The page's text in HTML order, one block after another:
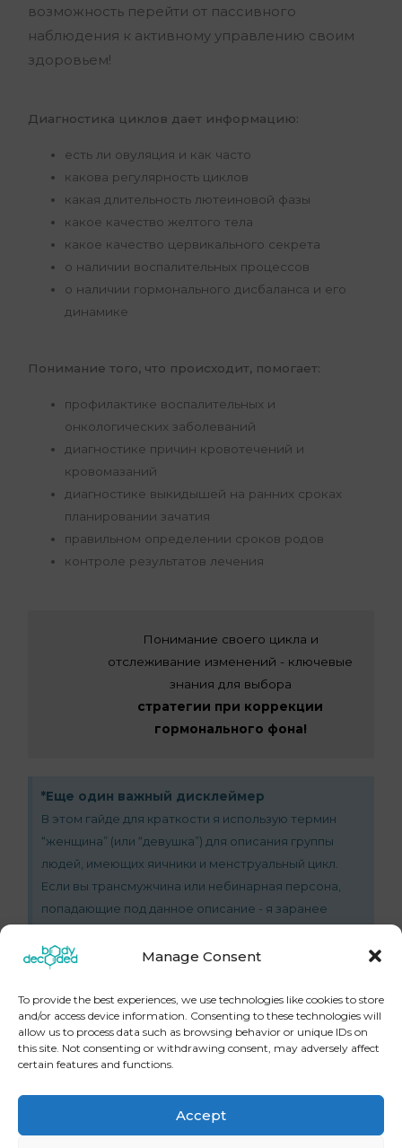
Manage Consent
To provide the best experiences, we use technologies like cookies to store
and/or access device information. Consenting to these technologies will
allow us to process data such as browsing behavior or unique IDs on
this site. Not consenting or withdrawing consent, may adversely affect
certain features and functions.
Accept
возможность перейти от пассивного
наблюдения к активному управлению своим
здоровьем!
Диагностика циклов дает информацию:
есть ли овуляция и как часто
какова регулярность циклов
какая длительность лютеиновой фазы
какое качество желтого тела
какое качество цервикального секрета
о наличии воспалительных процессов
о наличии гормонального дисбаланса и его
динамике
Понимание того, что происходит, помогает:
профилактике воспалительных и
онкологических заболеваний
диагностике причин кровотечений и
кровомазаний
диагностике выкидышей на ранних сроках
планировании зачатия
правильном определении сроков родов
контроле результатов лечения
Понимание своего цикла и
отслеживание изменений - ключевые
знания для выбора
стратегии при коррекции
гормонального фона!
*Еще один важный дисклеймер
В этом гайде для краткости я использую термин
“женщина” (или “девушка”) для описания группы
людей, имеющих яичники и менструальный цикл.
Если вы трансмужчина или небинарная персона,
попадающие под данное описание - я заранее
инклюзивную терминологию.
Назад к списку гайдов